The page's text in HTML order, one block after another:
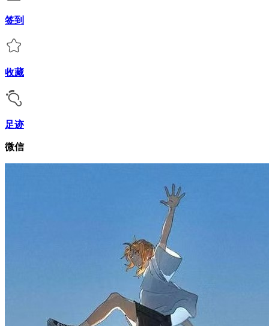
签到
收藏
足迹
微信